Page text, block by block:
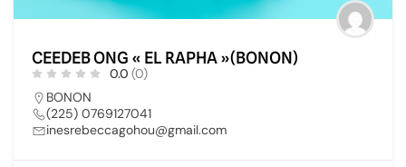
CEEDEB ONG « EL RAPHA »(BONON)
0.0 (0)
BONON
(225) 0769127041
inesrebeccagohou@gmail.com